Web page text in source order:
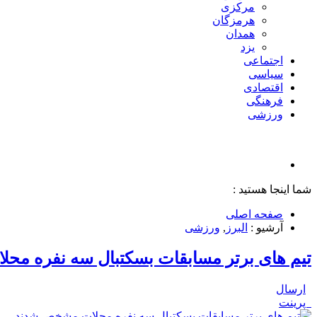
مرکزی
هرمزگان
همدان
یزد
اجتماعی
سیاسی
اقتصادی
فرهنگی
ورزشی
شما اینجا هستید :
صفحه اصلی
آرشیو : البرز , ورزشی
تیم های برتر مسابقات بسکتبال سه نفره
ارسال
پرینت